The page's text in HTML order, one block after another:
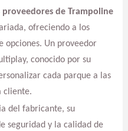
de Trampoline
ofreciendo a los
opciones. Un proveedor
conocido por su
cada parque a las
cliente.
del fabricante, su
seguridad y la calidad de